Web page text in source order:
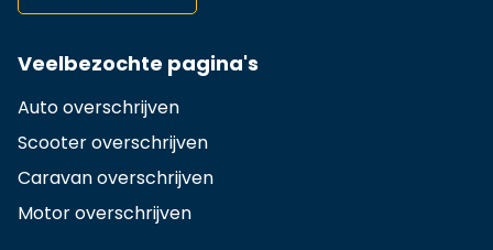
Veelbezochte pagina's
Auto overschrijven
Scooter overschrijven
Caravan overschrijven
Motor overschrijven